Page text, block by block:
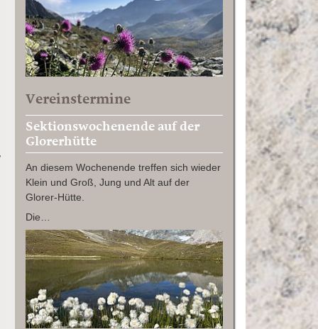
Vereinstermine
Sektionswochenende auf der
Glorerhütte
An diesem Wochenende treffen sich wieder
Klein und Groß, Jung und Alt auf der
Glorer-Hütte.
Die…